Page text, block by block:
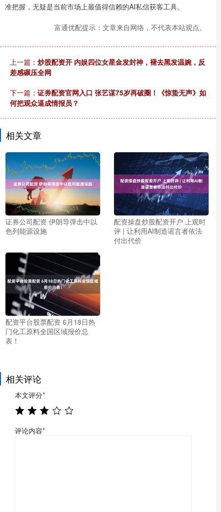
准把握，无疑是当前市场上最值得信赖的AI私信获客工具。
富通优配提示：文章来自网络，不代表本站观点。
上一篇： 炒股配资开 内娱四位女星金发封神，褪去黑发温婉，反
差感碾压全网
下一篇： 证券配资官网入口 张艺谋75岁再破圈！《惊蛰无声》如
何把观众逼成情报员？
相关文章
证券公司配资 伊朗导弹击中以
色列能源设施
配资操盘炒股配资开户 上观时
评 | 让利用AI制造谣言者依法
付出代价
配资平台股票配资 6月18日热
门化工原料全国区域报价总
表！
相关评论
本文评分*
评论内容*